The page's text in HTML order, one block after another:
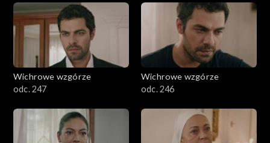
Wichrowe wzgórze
odc. 247
Wichrowe wzgórze
odc. 246